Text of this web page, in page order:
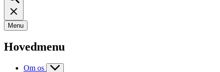
Menu
Hovedmenu
Om os